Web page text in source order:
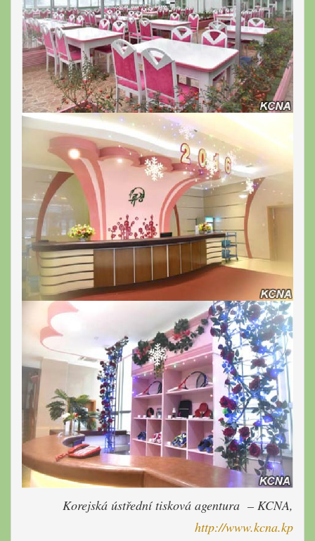
Korejská ústřední tisková agentura – KCNA,
http://www.kcna.kp